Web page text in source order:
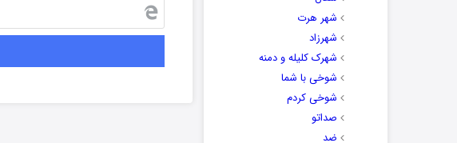
شهر هرت
شهرزاد
شهرک کلیله و دمنه
شوخی با شما
شوخی کردم
صداتو
ضد